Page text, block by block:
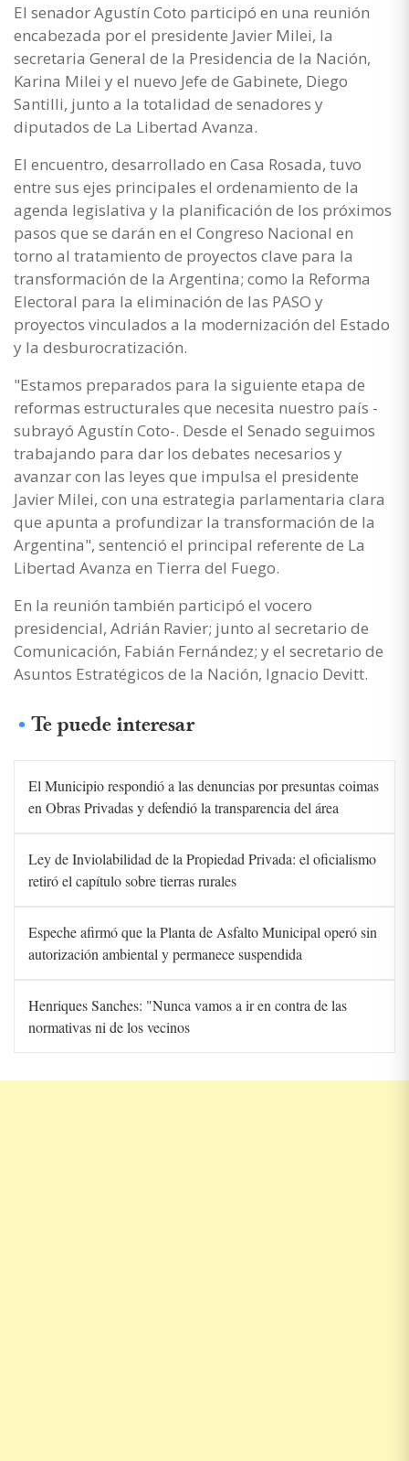
El senador Agustín Coto participó en una reunión
encabezada por el presidente Javier Milei, la
secretaria General de la Presidencia de la Nación,
Karina Milei y el nuevo Jefe de Gabinete, Diego
Santilli, junto a la totalidad de senadores y
diputados de La Libertad Avanza.
El encuentro, desarrollado en Casa Rosada, tuvo
entre sus ejes principales el ordenamiento de la
agenda legislativa y la planificación de los próximos
pasos que se darán en el Congreso Nacional en
torno al tratamiento de proyectos clave para la
transformación de la Argentina; como la Reforma
Electoral para la eliminación de las PASO y
proyectos vinculados a la modernización del Estado
y la desburocratización.
"Estamos preparados para la siguiente etapa de
reformas estructurales que necesita nuestro país -
subrayó Agustín Coto-. Desde el Senado seguimos
trabajando para dar los debates necesarios y
avanzar con las leyes que impulsa el presidente
Javier Milei, con una estrategia parlamentaria clara
que apunta a profundizar la transformación de la
Argentina", sentenció el principal referente de La
Libertad Avanza en Tierra del Fuego.
En la reunión también participó el vocero
presidencial, Adrián Ravier; junto al secretario de
Comunicación, Fabián Fernández; y el secretario de
Asuntos Estratégicos de la Nación, Ignacio Devitt.
Te puede interesar
El Municipio respondió a las denuncias por presuntas coimas
en Obras Privadas y defendió la transparencia del área
Ley de Inviolabilidad de la Propiedad Privada: el oficialismo
retiró el capítulo sobre tierras rurales
Espeche afirmó que la Planta de Asfalto Municipal operó sin
autorización ambiental y permanece suspendida
Henriques Sanches: "Nunca vamos a ir en contra de las
normativas ni de los vecinos